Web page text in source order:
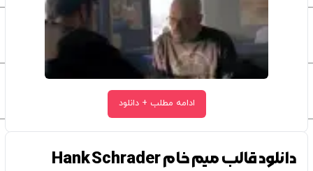
ادامه مطلب + دانلود
دانلود قالب میم خام Hank Schrader